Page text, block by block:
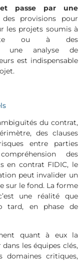
passe par une
provisions pour
les projets soumis à
ou à des
une analyse de
est indispensable
du contrat,
des clauses
entre parties
des
en contrat FIDIC, le
peut invalider un
sur le fond. La forme
une réalité que
tard, en phase de
quant à eux la
les équipes clés,
domaines critiques,